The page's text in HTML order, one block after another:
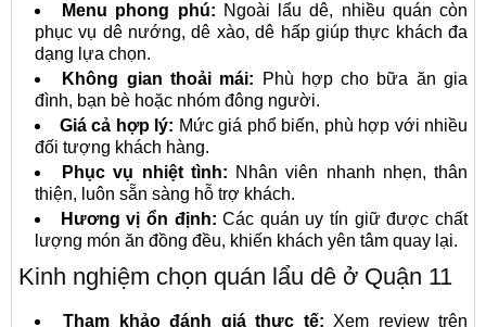
Menu phong phú: Ngoài lẩu dê, nhiều quán còn
phục vụ dê nướng, dê xào, dê hấp giúp thực khách đa
dạng lựa chọn.
Không gian thoải mái: Phù hợp cho bữa ăn gia
đình, bạn bè hoặc nhóm đông người.
Giá cả hợp lý: Mức giá phổ biến, phù hợp với nhiều
đối tượng khách hàng.
Phục vụ nhiệt tình: Nhân viên nhanh nhẹn, thân
thiện, luôn sẵn sàng hỗ trợ khách.
Hương vị ổn định: Các quán uy tín giữ được chất
lượng món ăn đồng đều, khiến khách yên tâm quay lại.
Kinh nghiệm chọn quán lẩu dê ở Quận 11
Tham khảo đánh giá thực tế: Xem review trên